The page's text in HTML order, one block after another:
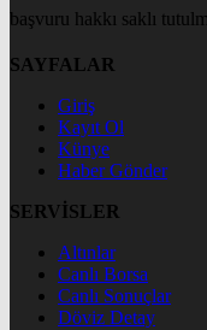
başvuru hakkı saklı
SAYFALAR
Giriş
Kayıt Ol
Künye
Haber Gönder
SERVİSLER
Altınlar
Canlı Borsa
Canlı Sonuçlar
Döviz Detay